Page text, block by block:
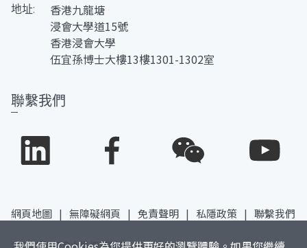
地址:
香港九龍塘
浸會大學道15號
香港浸會大學
伍宜孫博士大樓13樓1301-1302室
聯繫我們
網頁地圖 | 無障礙網頁 | 免責聲明 | 私隱政策 | 聯繫我們